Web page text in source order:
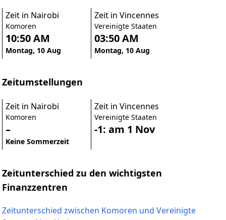
Zeit in Nairobi
Komoren
10:50 AM
Montag, 10 Aug
Zeit in Vincennes
Vereinigte Staaten
03:50 AM
Montag, 10 Aug
Zeitumstellungen
Zeit in Nairobi
Komoren
–
Keine Sommerzeit
Zeit in Vincennes
Vereinigte Staaten
-1: am 1 Nov
Zeitunterschied zu den wichtigsten
Finanzzentren
Zeitunterschied zwischen Komoren und Vereinigte